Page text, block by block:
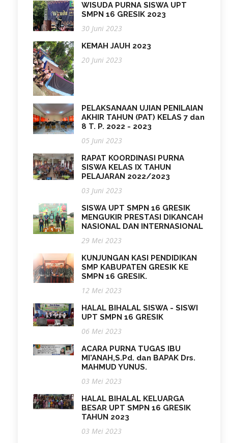
WISUDA PURNA SISWA UPT
SMPN 16 GRESIK 2023
30 Juni 2023
KEMAH JAUH 2023
20 Juni 2023
PELAKSANAAN UJIAN PENILAIAN
AKHIR TAHUN (PAT) KELAS 7 dan
8 T. P. 2022 - 2023
05 Juni 2023
RAPAT KOORDINASI PURNA
SISWA KELAS IX TAHUN
PELAJARAN 2022/2023
03 Juni 2023
SISWA UPT SMPN 16 GRESIK
MENGUKIR PRESTASI DIKANCAH
NASIONAL DAN INTERNASIONAL
29 Mei 2023
KUNJUNGAN KASI PENDIDIKAN
SMP KABUPATEN GRESIK KE
SMPN 16 GRESIK.
12 Mei 2023
HALAL BIHALAL SISWA - SISWI
UPT SMPN 16 GRESIK
06 Mei 2023
ACARA PURNA TUGAS IBU
MI'ANAH,S.Pd. dan BAPAK Drs.
MAHMUD YUNUS.
03 Mei 2023
HALAL BIHALAL KELUARGA
BESAR UPT SMPN 16 GRESIK
TAHUN 2023
03 Mei 2023